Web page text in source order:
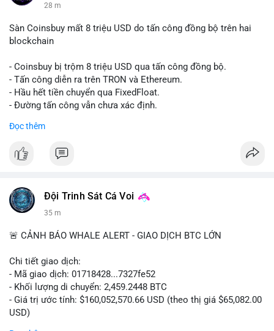
28 m
Sàn Coinsbuy mất 8 triệu USD do tấn công đồng bộ trên hai
blockchain
- Coinsbuy bị trộm 8 triệu USD qua tấn công đồng bộ.
- Tấn công diễn ra trên TRON và Ethereum.
- Hầu hết tiền chuyển qua FixedFloat.
- Đường tấn công vẫn chưa xác định.
#binancesquare
$trx $eth
📰 Nguồn: CoinDesk
Đọc thêm
Đội Trinh Sát Cá Voi
35 m
🚨 CẢNH BÁO WHALE ALERT - GIAO DỊCH BTC LỚN
Chi tiết giao dịch:
- Mã giao dịch: 01718428...7327fe52
- Khối lượng di chuyển: 2,459.2448 BTC
- Giá trị ước tính: $160,052,570.66 USD (theo thị giá $65,082.00
USD)